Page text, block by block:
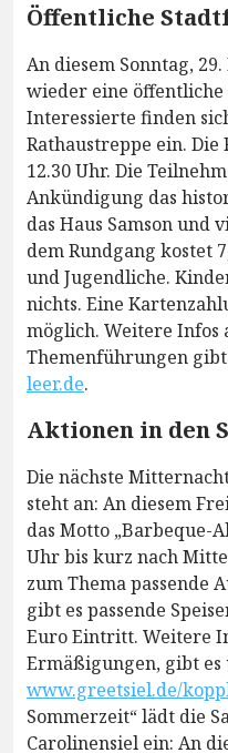
Öffentliche
An diesem Sonntag,
wieder eine
Interessierte finden
Rathaustreppe ein.
12.30 Uhr. Die
Ankündigung das
das Haus Samson und
dem Rundgang kostet
und Jugendliche.
nichts. Eine
möglich. Weitere Infos
Themenführungen
leer.de.
Aktionen in den
Die nächste
steht an: An diesem
das Motto „Barbeque-
Uhr bis kurz nach
zum Thema passende
gibt es passende
Euro Eintritt. Weitere
Ermäßigungen, gibt
www.greetsiel.de/
Sommerzeit“ lädt die
Carolinensiel ein: An